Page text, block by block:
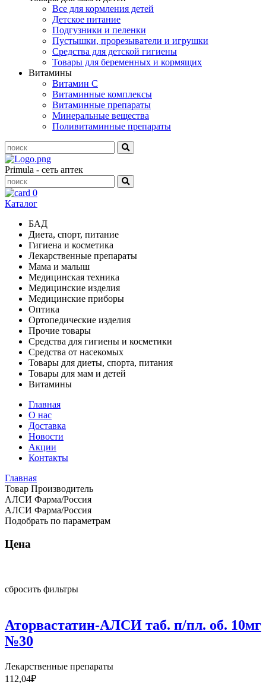
Все для кормления детей
Детское питание
Подгузники и пеленки
Пустышки, прорезыватели и игрушки
Средства для детской гигиены
Товары для беременных и кормящих
Витамины
Витамин С
Витаминные комплексы
Витаминные препараты
Минеральные вещества
Поливитаминные препараты
Primula - сеть аптек
0
Каталог
БАД
Диета, спорт, питание
Гигиена и косметика
Лекарственные препараты
Мама и малыш
Медицинская техника
Медицинские изделия
Медицинские приборы
Оптика
Ортопедические изделия
Прочие товары
Средства для гигиены и косметики
Средства от насекомых
Товары для диеты, спорта, питания
Товары для мам и детей
Витамины
Главная
О нас
Доставка
Новости
Акции
Контакты
Главная
Товар Производитель
АЛСИ Фарма/Россия
АЛСИ Фарма/Россия
Подобрать по параметрам
Цена
сбросить фильтры
Аторвастатин-АЛСИ таб. п/пл. об. 10мг
№30
Лекарственные препараты
112,04₽